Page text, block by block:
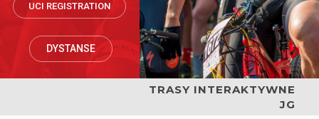
DYSTANSE
UCI REGISTRATION
TRASY INTERAKTYWNE
JG